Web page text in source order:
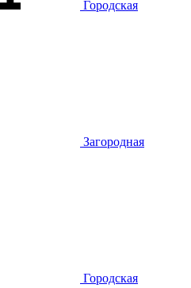
Городская
Загородная
Городская